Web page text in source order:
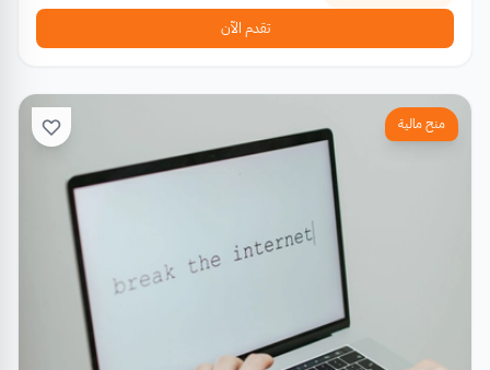
تقدم الآن
منح مالية